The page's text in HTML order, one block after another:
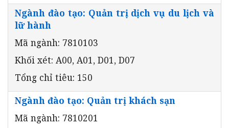
Ngành đào tạo: Quản trị dịch vụ du lịch và
lữ hành
Mã ngành: 7810103
Khối xét: A00, A01, D01, D07
Tổng chỉ tiêu: 150
Ngành đào tạo: Quản trị khách sạn
Mã ngành: 7810201